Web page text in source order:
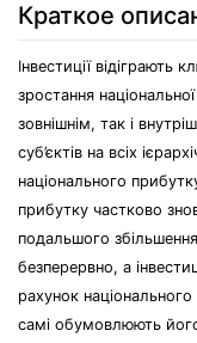
Краткое
Інвестиції
зростання
зовнішнім, так і
суб’єктів на всіх
національного
прибутку частково
подальшого
безперервно, а
рахунок
самі обумовлюють